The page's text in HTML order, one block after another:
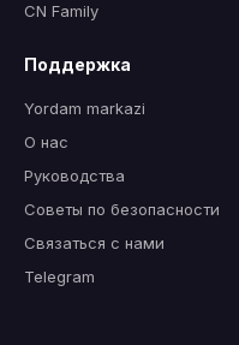
CN Family
Поддержка
Yordam markazi
О нас
Руководства
Советы по безопасности
Связаться с нами
Telegram